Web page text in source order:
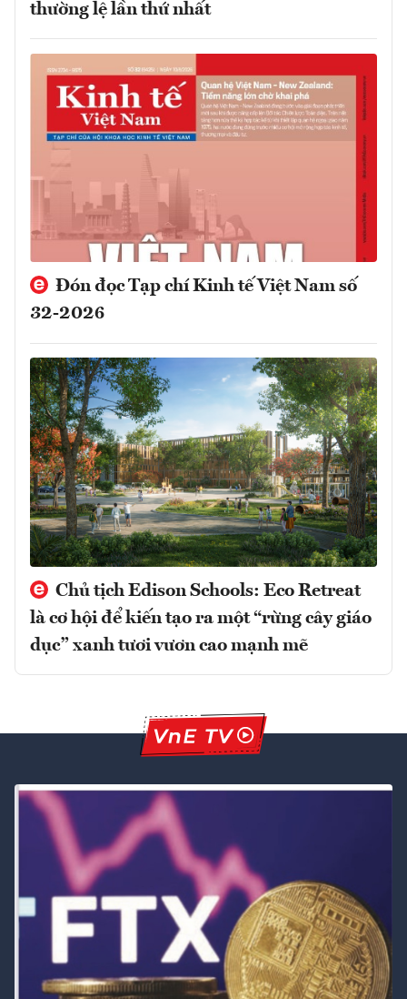
thường lệ lần thứ nhất
Đón đọc Tạp chí Kinh tế Việt Nam số
32-2026
Chủ tịch Edison Schools: Eco Retreat
là cơ hội để kiến tạo ra một “rừng cây giáo
dục” xanh tươi vươn cao mạnh mẽ